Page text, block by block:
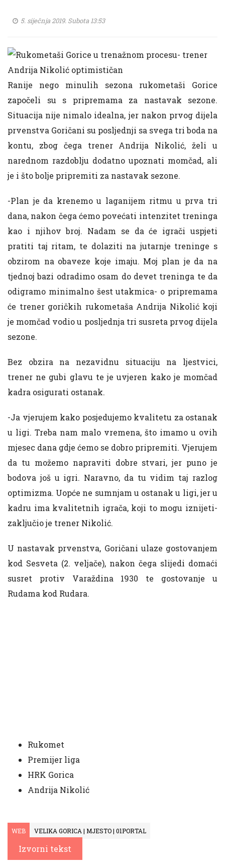
5. siječnja 2019. Subota 13:53
Ranije nego minulih sezona rukometaši Gorice
započeli su s pripremama za nastavak sezone.
Situacija nije nimalo idealna, jer nakon prvog dijela
prvenstva Goričani su posljednji sa svega tri boda na
kontu, zbog čega trener Andrija Nikolić, želi u
narednom razdoblju dodatno upoznati momčad, ali
je i što bolje pripremiti za nastavak sezone.
-Plan je da krenemo u laganijem ritmu u prva tri
dana, nakon čega ćemo povećati intenzitet treninga
kao i njihov broj. Nadam se da će igrači uspjeti
pratiti taj ritam, te dolaziti na jutarnje treninge s
obzirom na obaveze koje imaju. Moj plan je da na
tjednoj bazi odradimo osam do devet treninga te da
odigramo minimalno šest utakmica- o pripremama
će trener goričkih rukometaša Andrija Nikolić koji
je momčad vodio u posljednja tri susreta prvog dijela
sezone.
Bez obzira na nezavidnu situaciju na ljestvici,
trener ne gubi glavu te je uvjeren kako je momčad
kadra osigurati ostanak.
-Ja vjerujem kako posjedujemo kvalitetu za ostanak
u ligi. Treba nam malo vremena, što imamo u ovih
mjesec dana gdje ćemo se dobro pripremiti. Vjerujem
da tu možemo napraviti dobre stvari, jer puno je
bodova još u igri. Naravno, da tu vidim taj razlog
optimizma. Uopće ne sumnjam u ostanak u ligi, jer u
kadru ima kvalitetnih igrača, koji to mogu iznijeti-
zaključio je trener Nikolić.
U nastavak prvenstva, Goričani ulaze gostovanjem
kod Sesveta (2. veljače), nakon čega slijedi domaći
susret protiv Varaždina 1930 te gostovanje u
Rudama kod Rudara.
Rukomet
Premijer liga
HRK Gorica
Andrija Nikolić
WEB VELIKA GORICA | MJESTO | 01PORTAL
Izvorni tekst